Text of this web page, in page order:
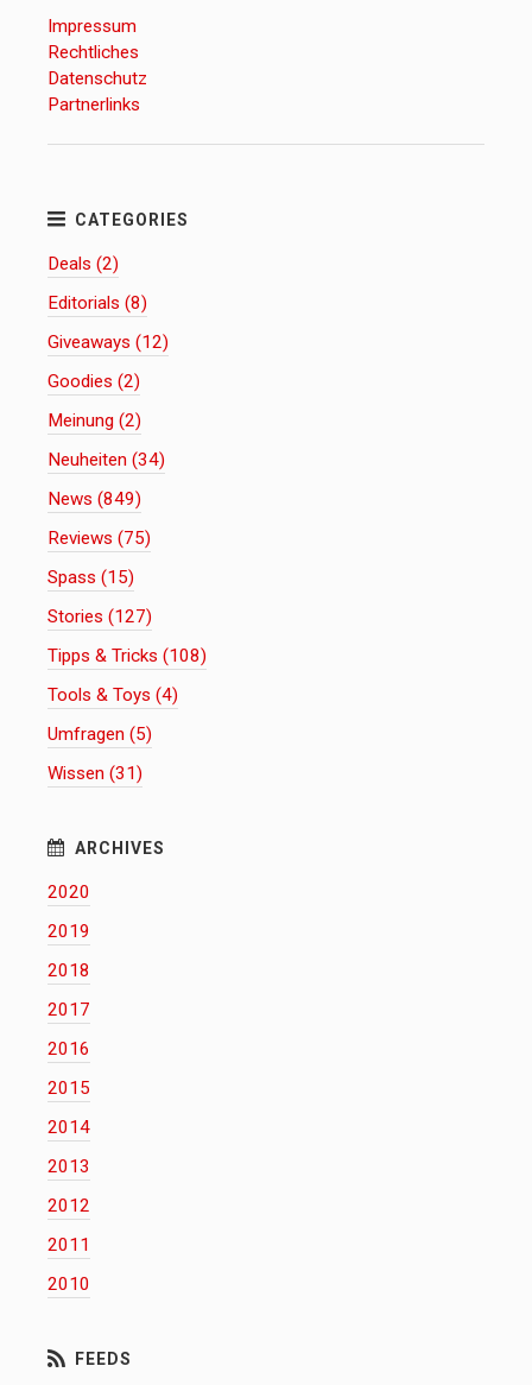
Impressum
Rechtliches
Datenschutz
Partnerlinks
Deals (2)
Editorials (8)
Giveaways (12)
Goodies (2)
Meinung (2)
Neuheiten (34)
News (849)
Reviews (75)
Spass (15)
Stories (127)
Tipps & Tricks (108)
Tools & Toys (4)
Umfragen (5)
Wissen (31)
2020
2019
2018
2017
2016
2015
2014
2013
2012
2011
2010